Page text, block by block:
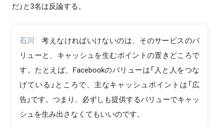
だ」と3名は反論する。
石川
考えなければいけないのは、そのサービスのバ
リューと、キャッシュを生むポイントの置きどころで
す。たとえば、Facebookのバリューは「人と人をつな
げている」ところで、主なキャッシュポイントは「広
告」です。つまり、必ずしも提供するバリューでキャッ
シュを生み出さなくてもいいのです。